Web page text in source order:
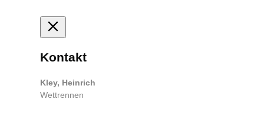
Kontakt
Kley, Heinrich
Wettrennen